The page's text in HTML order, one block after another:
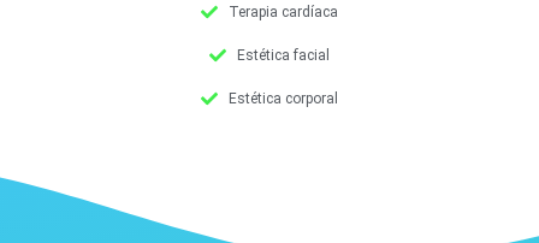
Terapia cardíaca
Estética facial
Estética corporal